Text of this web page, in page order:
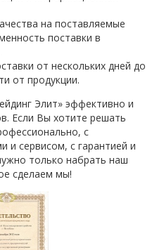
на поставляемые
поставки в
от нескольких дней до
от продукции.
Элит» эффективно и
Если Вы хотите решать
с
и сервисом, с гарантией и
только набрать наш
сделаем мы!